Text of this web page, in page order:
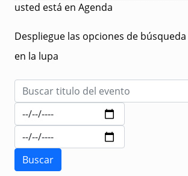
usted está en Agenda
Despliegue las opciones de
en la lupa